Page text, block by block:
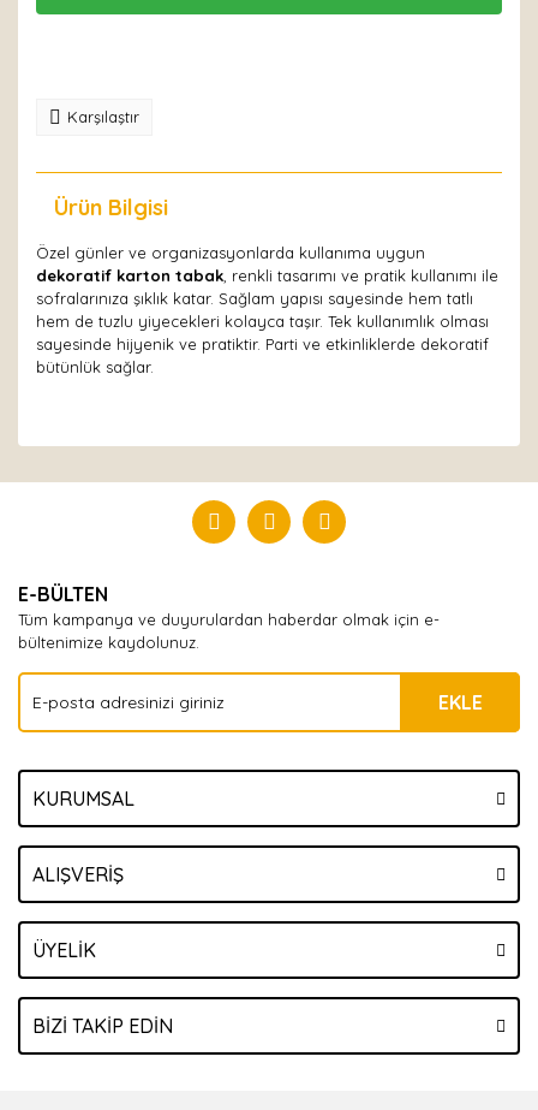
Karşılaştır
Ürün Bilgisi
Özel günler ve organizasyonlarda kullanıma uygun
dekoratif karton tabak , renkli tasarımı ve pratik kullanımı ile
sofralarınıza şıklık katar. Sağlam yapısı sayesinde hem tatlı
hem de tuzlu yiyecekleri kolayca taşır. Tek kullanımlık olması
sayesinde hijyenik ve pratiktir. Parti ve etkinliklerde dekoratif
bütünlük sağlar.
Yorum Yaz
E-BÜLTEN
Tüm kampanya ve duyurulardan haberdar olmak için e-
bültenimize kaydolunuz.
EKLE
KURUMSAL
ALIŞVERİŞ
ÜYELİK
BİZİ TAKİP EDİN